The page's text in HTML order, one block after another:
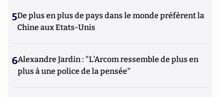
5De plus en plus de pays dans le monde préfèrent la
Chine aux Etats-Unis
6Alexandre Jardin : "L'Arcom ressemble de plus en
plus à une police de la pensée"